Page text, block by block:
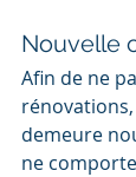
Nouvelle
Afin de ne
demeure
ne